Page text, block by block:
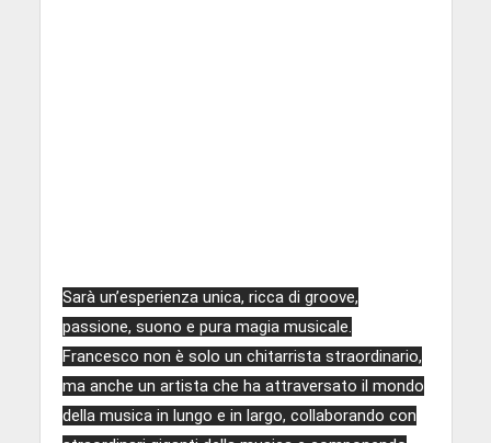
Sarà un’esperienza unica, ricca di groove,
passione, suono e pura magia musicale.
Francesco non è solo un chitarrista straordinario,
ma anche un artista che ha attraversato il mondo
della musica in lungo e in largo, collaborando con